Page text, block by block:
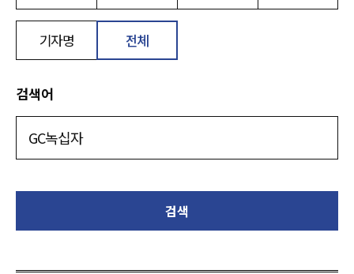
기자명 전체
검색어
검색